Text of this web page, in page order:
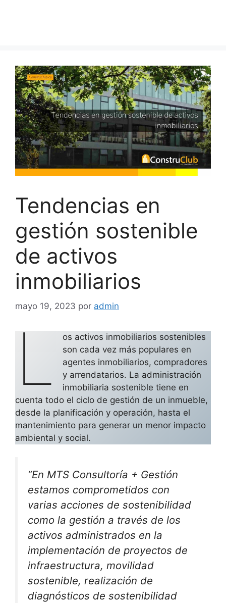
Tendencias en
gestión sostenible
de activos
inmobiliarios
mayo 19, 2023 por admin
L
os activos inmobiliarios sostenibles
son cada vez más populares en
agentes inmobiliarios, compradores
y arrendatarios. La administración
inmobiliaria sostenible tiene en
cuenta todo el ciclo de gestión de un inmueble,
desde la planificación y operación, hasta el
mantenimiento para generar un menor impacto
ambiental y social.
“En MTS Consultoría + Gestión
estamos comprometidos con
varias acciones de sostenibilidad
como la gestión a través de los
activos administrados en la
implementación de proyectos de
infraestructura, movilidad
sostenible, realización de
diagnósticos de sostenibilidad